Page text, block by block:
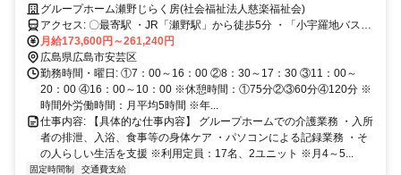
落ち着いて働ける
グループホーム瀬野じらく房(社会福祉法人慈楽福祉会)
アクセス: 〇最寄駅 ・JR「瀬野駅」から徒歩5分 ・「小宇羅地バス
停」から徒歩3分 ※交通費支給！ ※車通勤OK！バイク通勤OK！ ※駅
近5分以内！
月給173,600円～261,240円
広島県広島市安芸区
勤務時間・曜日: ①7：00～16：00 ②8：30～17：30 ③11：00～
20：00 ④16：00～10：00 ※休憩時間：①75分②③60分④120分 ※
時間外労働時間：月平均5時間 ※年...
仕事内容: 【具体的な仕事内容】 グループホームでの介護業務 ・入所
者の排泄、入浴、食事等の身体ケア ・パソコンによる記録業務 ・そ
の人らしい生活を支援 ※利用定員：17名、2ユニット ※月4～5...
固定時間制 交通費支給